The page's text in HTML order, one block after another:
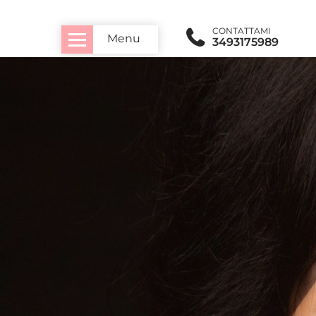
Menu
CONTATTAMI
3493175989